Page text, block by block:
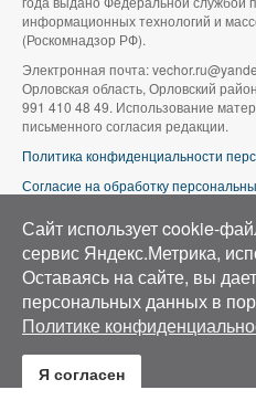
информационных технологий и
(Роскомнадзор РФ).
Электронная почта:
Орловская область, Орловский
991 410 48 49. Использование
письменного согласия редакции.
Политика конфиденциальности
Согласие на обработку
Аэросъемка в Орле»
Сайт использует cookie-
сервис Яндекс.Метрика,
Оставаясь на сайте, вы
персональных данных в
Политике
Я согласен